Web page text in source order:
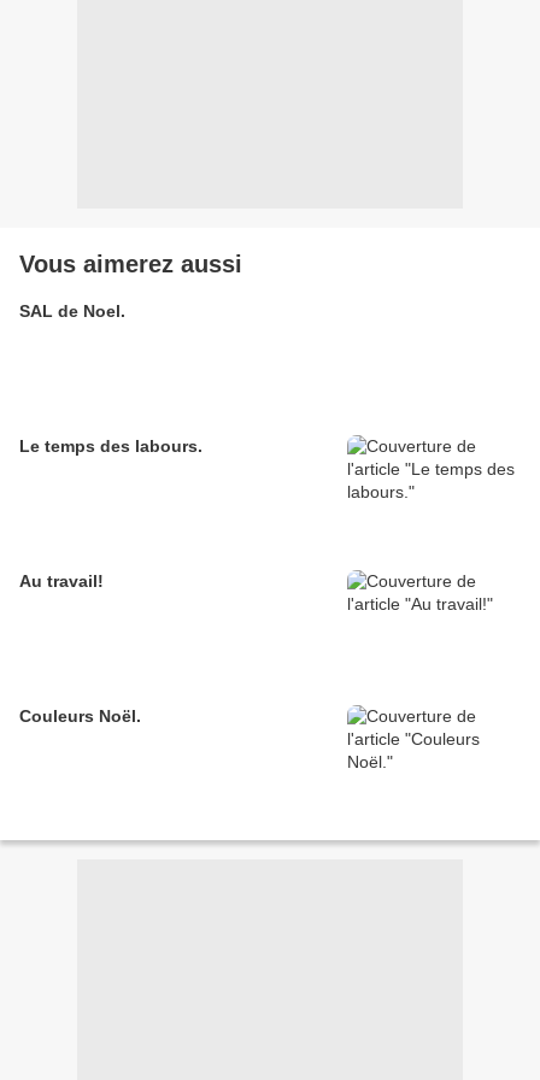
Vous aimerez aussi
SAL de Noel.
Le temps des labours.
Au travail!
Couleurs Noël.